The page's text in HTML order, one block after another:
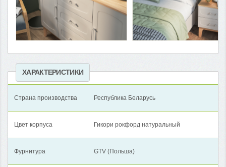
ХАРАКТЕРИСТИКИ
Страна производства Республика Беларусь
Цвет корпуса Гикори рокфорд натуральный
Фурнитура GTV (Польша)